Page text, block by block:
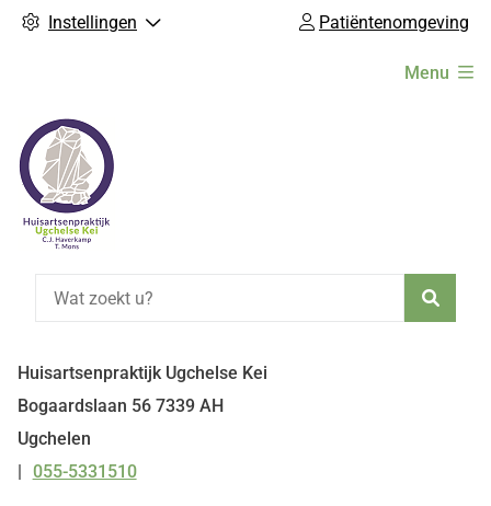
Instellingen Patiëntenomgeving
Menu
Huisartsenpraktijk Ugchelse Kei
Bogaardslaan 56 7339 AH
Ugchelen
Tel:
055-5331510